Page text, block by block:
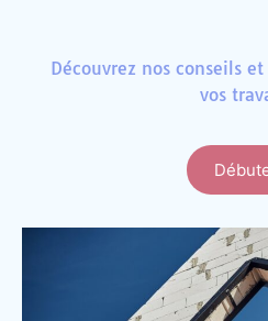
Découvrez nos conseils
vos